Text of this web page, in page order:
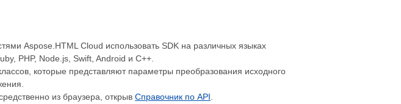
Aspose.HTML Cloud использовать SDK на различных языках
PHP, Node.js, Swift, Android и C++.
которые представляют параметры преобразования исходного
из браузера, открыв Справочник по API